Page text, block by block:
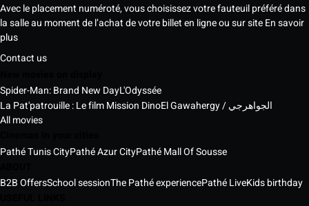
Avec le placement numéroté, vous choisissez votre fauteuil préféré dans
la salle au moment de l’achat de votre billet en ligne ou sur siteEn savoir
plus
Contact us
Spider-Man: Brand New DayL'Odyssée
La Pat'patrouille : Le film Mission Dino
El Gawahergy / الجواهرجي
All movies
Pathé Tunis CityPathé Azur CityPathé Mall Of Sousse
B2B OffersSchool sessionThe Pathé experiencePathé LiveKids birthday